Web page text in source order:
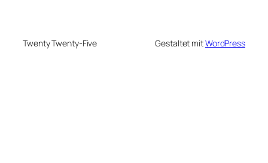
Twenty Twenty-Five Gestaltet mitWordPress